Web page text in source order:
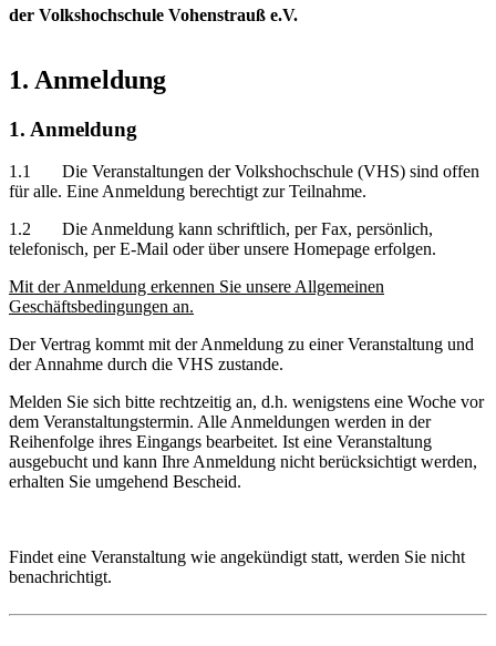
der Volkshochschule Vohenstrauß e.V.
1. Anmeldung
1. Anmeldung
1.1 Die Veranstaltungen der Volkshochschule (VHS) sind offen
für alle. Eine Anmeldung berechtigt zur Teilnahme.
1.2 Die Anmeldung kann schriftlich, per Fax, persönlich,
telefonisch, per E-Mail oder über unsere Homepage erfolgen.
Mit der Anmeldung erkennen Sie unsere Allgemeinen
Geschäftsbedingungen an.
Der Vertrag kommt mit der Anmeldung zu einer Veranstaltung und
der Annahme durch die VHS zustande.
Melden Sie sich bitte rechtzeitig an, d.h. wenigstens eine Woche vor
dem Veranstaltungstermin. Alle Anmeldungen werden in der
Reihenfolge ihres Eingangs bearbeitet. Ist eine Veranstaltung
ausgebucht und kann Ihre Anmeldung nicht berücksichtigt werden,
erhalten Sie umgehend Bescheid.
Findet eine Veranstaltung wie angekündigt statt, werden Sie nicht
benachrichtigt.